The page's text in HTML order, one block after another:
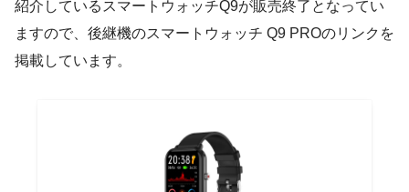
紹介しているスマートウォッチQ9が販売終了となってい
ますので、後継機のスマートウォッチ Q9 PROのリンクを
掲載しています。